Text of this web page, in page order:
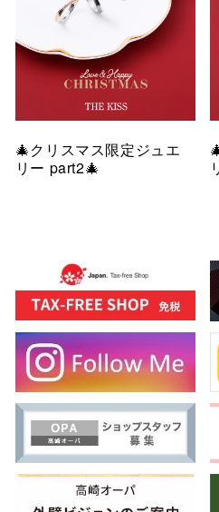
🎄クリスマス限定ジュエ
リー part2🎄